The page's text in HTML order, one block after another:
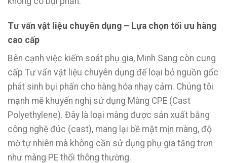
Tư vấn vật liệu chuyên dụng – Lựa chọn tối ưu hàng
cao cấp
Bên cạnh việc kiểm soát phụ gia, Minh Sang còn cung
cấp Tư vấn vật liệu chuyên dụng để loại bỏ nguồn gốc
phát sinh bụi phấn cho hàng hóa nhạy cảm. Chúng tôi
mạnh mẽ khuyến nghị sử dụng Màng CPE (Cast
Polyethylene). Đây là loại màng được sản xuất bằng
công nghệ đúc (cast), mang lại bề mặt mịn màng, độ
mờ tự nhiên mà không cần sử dụng phụ gia tăng trơn
như màng PE thổi thông thường.